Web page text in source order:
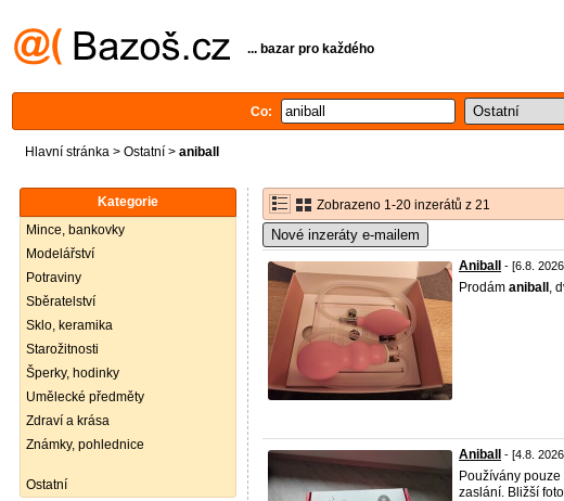
... bazar pro každého
Co:
Hlavní stránka > Ostatní > aniball
Kategorie
Mince, bankovky
Modelářství
Potraviny
Sběratelství
Sklo, keramika
Starožitnosti
Šperky, hodinky
Umělecké předměty
Zdraví a krása
Známky, pohlednice
Ostatní
Zobrazeno 1-20 inzerátů z 21
Nové inzeráty e-mailem
Aniball - [6.8.
Prodám aniball ,
Aniball - [4.8.
Používány
zaslání. Bližší